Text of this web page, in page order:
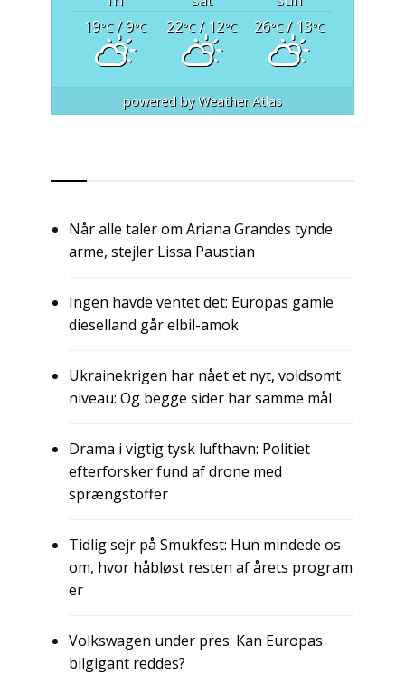
19°C/ 9°C 22°C/ 12°C 26°C/ 13°C
powered byWeather Atlas
Når alle taler om Ariana Grandes tynde
arme, stejler Lissa Paustian
Ingen havde ventet det: Europas gamle
dieselland går elbil-amok
Ukrainekrigen har nået et nyt, voldsomt
niveau: Og begge sider har samme mål
Drama i vigtig tysk lufthavn: Politiet
efterforsker fund af drone med
sprængstoffer
Tidlig sejr på Smukfest: Hun mindede os
om, hvor håbløst resten af årets program
er
Volkswagen under pres: Kan Europas
bilgigant reddes?